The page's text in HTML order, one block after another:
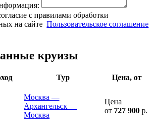
с правилами обработки
на сайте Пользовательское соглашение
круизы
Тур
Цена, от
Москва —
Архангельск —
Москва
Цена
от 727 900 р.